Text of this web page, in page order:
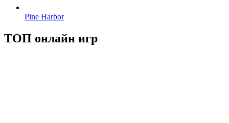
Pine Harbor
ТОП онлайн игр